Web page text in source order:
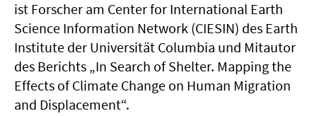
ist Forscher am Center for International Earth
Science Information Network (CIESIN) des Earth
Institute der Universität Columbia und Mitautor
des Berichts „In Search of Shelter. Mapping the
Effects of Climate Change on Human Migration
and Displacement“.